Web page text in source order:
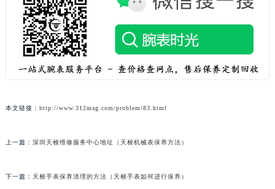
本文链接： http://www.312mag.com/problem/83.html
上一篇： 深圳天梭维修服务中心地址（天梭机械表保养方法）
下一篇： 天梭手表保养清理的方法（天梭手表如何进行保养）